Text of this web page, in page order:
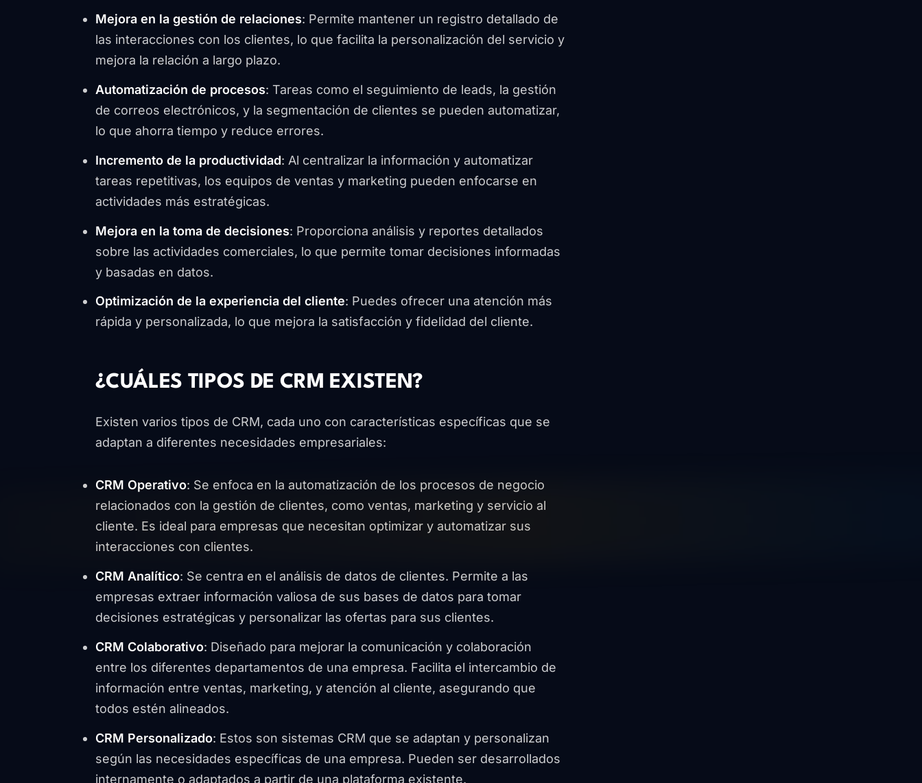
Mejora en la gestión de relaciones: Permite mantener un registro detallado de
las interacciones con los clientes, lo que facilita la personalización del servicio y
mejora la relación a largo plazo.
Automatización de procesos: Tareas como el seguimiento de leads, la gestión
de correos electrónicos, y la segmentación de clientes se pueden automatizar,
lo que ahorra tiempo y reduce errores.
Incremento de la productividad: Al centralizar la información y automatizar
tareas repetitivas, los equipos de ventas y marketing pueden enfocarse en
actividades más estratégicas.
Mejora en la toma de decisiones: Proporciona análisis y reportes detallados
sobre las actividades comerciales, lo que permite tomar decisiones informadas
y basadas en datos.
Optimización de la experiencia del cliente: Puedes ofrecer una atención más
rápida y personalizada, lo que mejora la satisfacción y fidelidad del cliente.
¿CUÁLES TIPOS DE CRM EXISTEN?
Existen varios tipos de CRM, cada uno con características específicas que se
adaptan a diferentes necesidades empresariales:
CRM Operativo: Se enfoca en la automatización de los procesos de negocio
relacionados con la gestión de clientes, como ventas, marketing y servicio al
cliente. Es ideal para empresas que necesitan optimizar y automatizar sus
interacciones con clientes.
CRM Analítico: Se centra en el análisis de datos de clientes. Permite a las
empresas extraer información valiosa de sus bases de datos para tomar
decisiones estratégicas y personalizar las ofertas para sus clientes.
CRM Colaborativo: Diseñado para mejorar la comunicación y colaboración
entre los diferentes departamentos de una empresa. Facilita el intercambio de
información entre ventas, marketing, y atención al cliente, asegurando que
todos estén alineados.
CRM Personalizado: Estos son sistemas CRM que se adaptan y personalizan
según las necesidades específicas de una empresa. Pueden ser desarrollados
internamente o adaptados a partir de una plataforma existente.